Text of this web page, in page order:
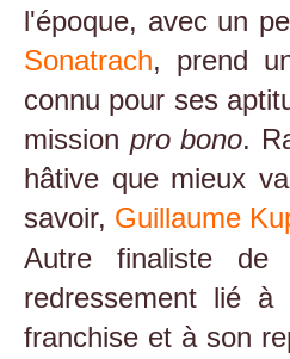
l'époque, avec un
Sonatrach, prend
connu pour ses
mission pro bono.
hâtive que mieux
savoir, Guillaume
Autre finaliste
redressement lié
franchise et à son